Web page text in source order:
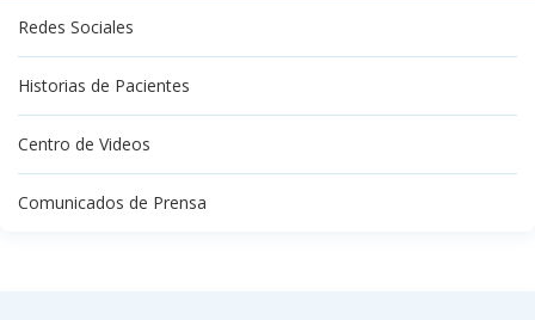
Redes Sociales
Historias de Pacientes
Centro de Videos
Comunicados de Prensa